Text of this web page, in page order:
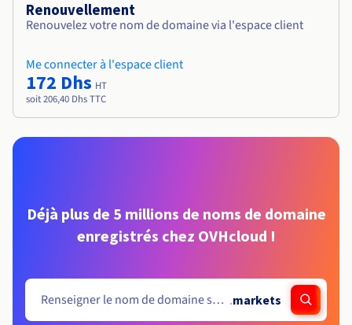
Renouvellement
Renouvelez votre nom de domaine via l'espace client
Me connecter à l'espace client
172 Dhs HT
soit 206,40 Dhs TTC
Déjà plus de 5 millions de noms de domaine
enregistrés chez OVHcloud !
.markets